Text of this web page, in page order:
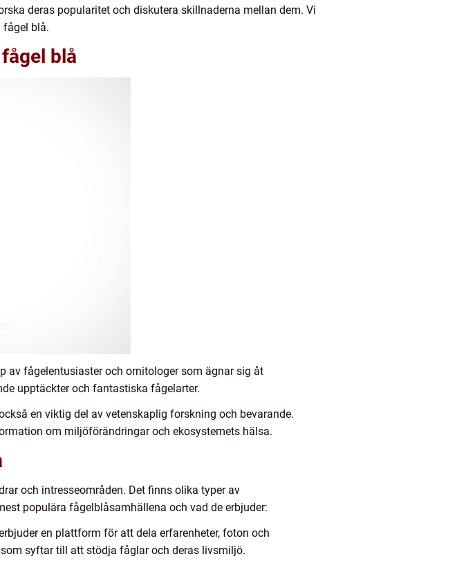
deras popularitet och diskutera skillnaderna mellan dem. Vi
fågel blå.
blå
av fågelentusiaster och ornitologer som ägnar sig åt
upptäckter och fantastiska fågelarter.
en viktig del av vetenskaplig forskning och bevarande.
om miljöförändringar och ekosystemets hälsa.
och intresseområden. Det finns olika typer av
populära fågelblåsamhällena och vad de erbjuder:
en plattform för att dela erfarenheter, foton och
syftar till att stödja fåglar och deras livsmiljö.